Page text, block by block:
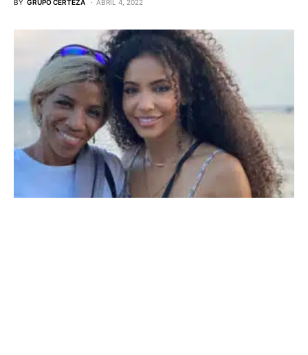
BY GRUPO CERTEZA ABRIL 4, 2022